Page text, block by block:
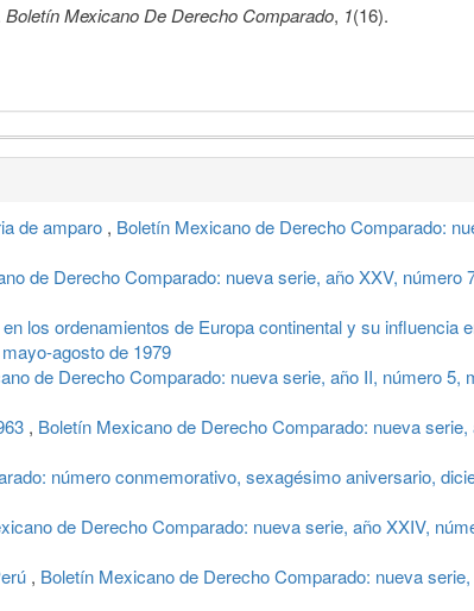
Boletín Mexicano De Derecho Comparado, 1(16).
de amparo , Boletín Mexicano de Derecho Comparado:
de Derecho Comparado: nueva serie, año XXV, número
los ordenamientos de Europa continental y su influencia
agosto de 1979
de Derecho Comparado: nueva serie, año II, número 5,
, Boletín Mexicano de Derecho Comparado: nueva serie,
número conmemorativo, sexagésimo aniversario,
de Derecho Comparado: nueva serie, año XXIV,
, Boletín Mexicano de Derecho Comparado: nueva